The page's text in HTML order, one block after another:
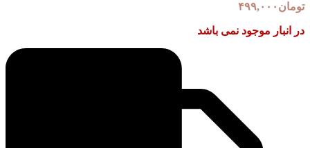
تومان۴۹۹,۰۰۰
در انبار موجود نمی باشد